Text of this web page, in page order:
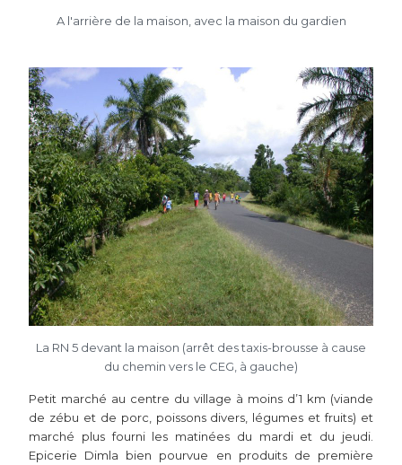
A l'arrière de la maison, avec la maison du gardien
La RN 5 devant la maison (arrêt des taxis-brousse à cause
du chemin vers le CEG, à gauche)
Petit marché au centre du village à moins d’1 km (viande
de zébu et de porc, poissons divers, légumes et fruits) et
marché plus fourni les matinées du mardi et du jeudi.
Epicerie Dimla bien pourvue en produits de première